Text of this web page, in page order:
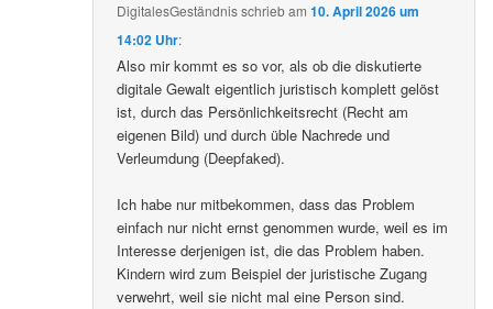
DigitalesGeständnisschriebam10. April 2026 um
14:02 Uhr:
Also mir kommt es so vor, als ob die diskutierte
digitale Gewalt eigentlich juristisch komplett gelöst
ist, durch das Persönlichkeitsrecht (Recht am
eigenen Bild) und durch üble Nachrede und
Verleumdung (Deepfaked).
Ich habe nur mitbekommen, dass das Problem
einfach nur nicht ernst genommen wurde, weil es im
Interesse derjenigen ist, die das Problem haben.
Kindern wird zum Beispiel der juristische Zugang
verwehrt, weil sie nicht mal eine Person sind.